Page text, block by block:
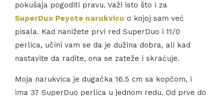
pokušaja pogoditi pravu. Važi isto što i za
SuperDuo Peyote narukvicu o kojoj sam već
pisala. Kad nanižete prvi red SuperDuo i 11/0
perlica, učini vam se da je dužina dobra, ali kad
nastavite da radite, ona se zateže i skraćuje.
Moja narukvica je dugačka 16.5 cm sa kopčom, i
ima 37 SuperDuo perlica u jednom redu. Od prve do